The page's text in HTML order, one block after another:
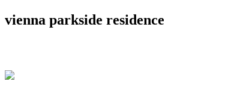
vienna parkside residence